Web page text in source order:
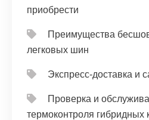
приобрести
Преимущества
легковых шин
Экспресс-доставка и
Проверка и
термоконтроля гибридных